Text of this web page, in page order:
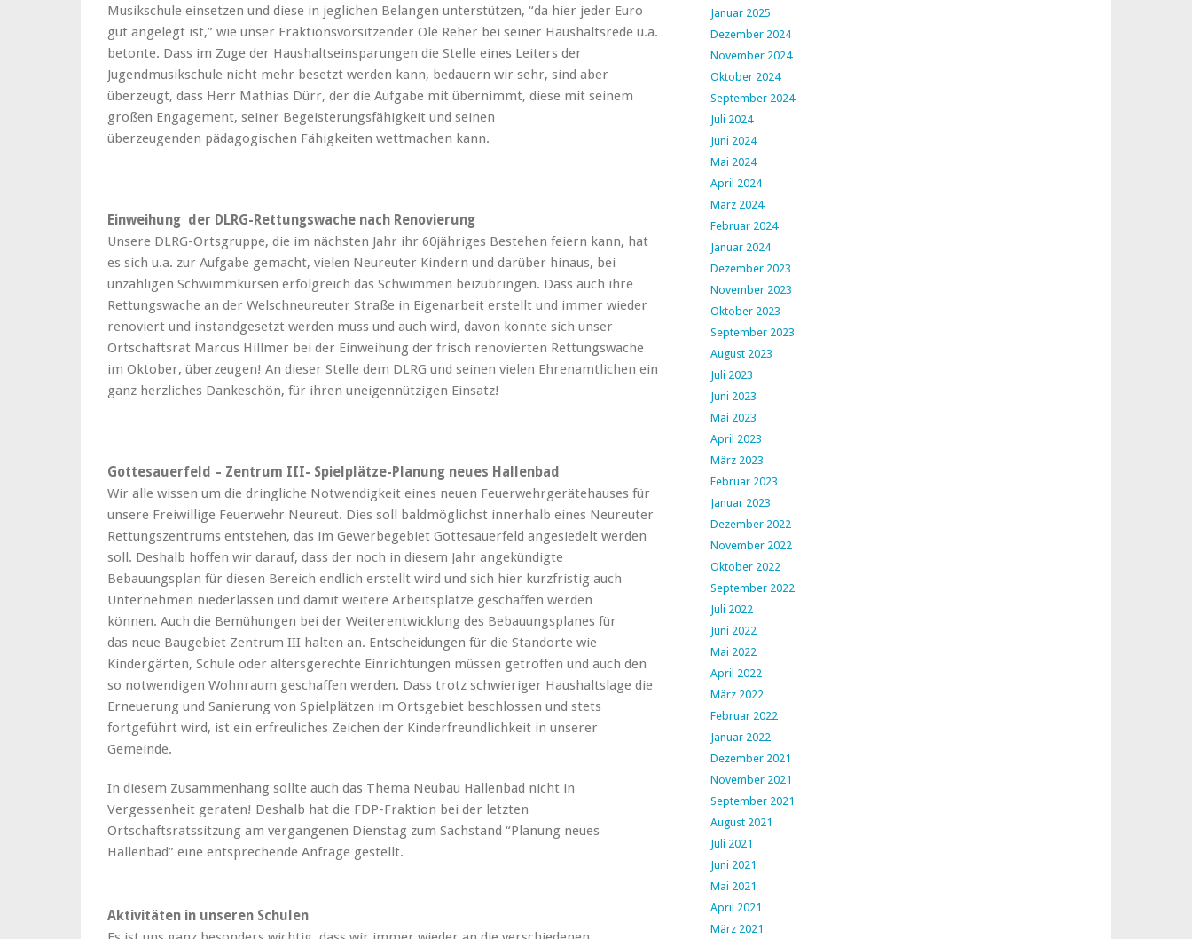
Musikschule einsetzen und diese in jeglichen Belangen unterstützen, “da hier jeder Euro
gut angelegt ist,” wie unser Fraktionsvorsitzender Ole Reher bei seiner Haushaltsrede u.a.
betonte. Dass im Zuge der Haushaltseinsparungen die Stelle eines Leiters der
Jugendmusikschule nicht mehr besetzt werden kann, bedauern wir sehr, sind aber
überzeugt, dass Herr Mathias Dürr, der die Aufgabe mit übernimmt, diese mit seinem
großen Engagement, seiner Begeisterungsfähigkeit und seinen
überzeugenden pädagogischen Fähigkeiten wettmachen kann.
Einweihung der DLRG-Rettungswache nach Renovierung
Unsere DLRG-Ortsgruppe, die im nächsten Jahr ihr 60jähriges Bestehen feiern kann, hat
es sich u.a. zur Aufgabe gemacht, vielen Neureuter Kindern und darüber hinaus, bei
unzähligen Schwimmkursen erfolgreich das Schwimmen beizubringen. Dass auch ihre
Rettungswache an der Welschneureuter Straße in Eigenarbeit erstellt und immer wieder
renoviert und instandgesetzt werden muss und auch wird, davon konnte sich unser
Ortschaftsrat Marcus Hillmer bei der Einweihung der frisch renovierten Rettungswache
im Oktober, überzeugen! An dieser Stelle dem DLRG und seinen vielen Ehrenamtlichen ein
ganz herzliches Dankeschön, für ihren uneigennützigen Einsatz!
Gottesauerfeld – Zentrum III- Spielplätze-Planung neues Hallenbad
Wir alle wissen um die dringliche Notwendigkeit eines neuen Feuerwehrgerätehauses für
unsere Freiwillige Feuerwehr Neureut. Dies soll baldmöglichst innerhalb eines Neureuter
Rettungszentrums entstehen, das im Gewerbegebiet Gottesauerfeld angesiedelt werden
soll. Deshalb hoffen wir darauf, dass der noch in diesem Jahr angekündigte
Bebauungsplan für diesen Bereich endlich erstellt wird und sich hier kurzfristig auch
Unternehmen niederlassen und damit weitere Arbeitsplätze geschaffen werden
können. Auch die Bemühungen bei der Weiterentwicklung des Bebauungsplanes für
das neue Baugebiet Zentrum III halten an. Entscheidungen für die Standorte wie
Kindergärten, Schule oder altersgerechte Einrichtungen müssen getroffen und auch den
so notwendigen Wohnraum geschaffen werden. Dass trotz schwieriger Haushaltslage die
Erneuerung und Sanierung von Spielplätzen im Ortsgebiet beschlossen und stets
fortgeführt wird, ist ein erfreuliches Zeichen der Kinderfreundlichkeit in unserer
Gemeinde.
In diesem Zusammenhang sollte auch das Thema Neubau Hallenbad nicht in
Vergessenheit geraten! Deshalb hat die FDP-Fraktion bei der letzten
Ortschaftsratssitzung am vergangenen Dienstag zum Sachstand “Planung neues
Hallenbad” eine entsprechende Anfrage gestellt.
Aktivitäten in unseren Schulen
Januar 2025
Dezember 2024
November 2024
Oktober 2024
September 2024
Juli 2024
Juni 2024
Mai 2024
April 2024
März 2024
Februar 2024
Januar 2024
Dezember 2023
November 2023
Oktober 2023
September 2023
August 2023
Juli 2023
Juni 2023
Mai 2023
April 2023
März 2023
Februar 2023
Januar 2023
Dezember 2022
November 2022
Oktober 2022
September 2022
Juli 2022
Juni 2022
Mai 2022
April 2022
März 2022
Februar 2022
Januar 2022
Dezember 2021
November 2021
September 2021
August 2021
Juli 2021
Juni 2021
Mai 2021
April 2021
März 2021